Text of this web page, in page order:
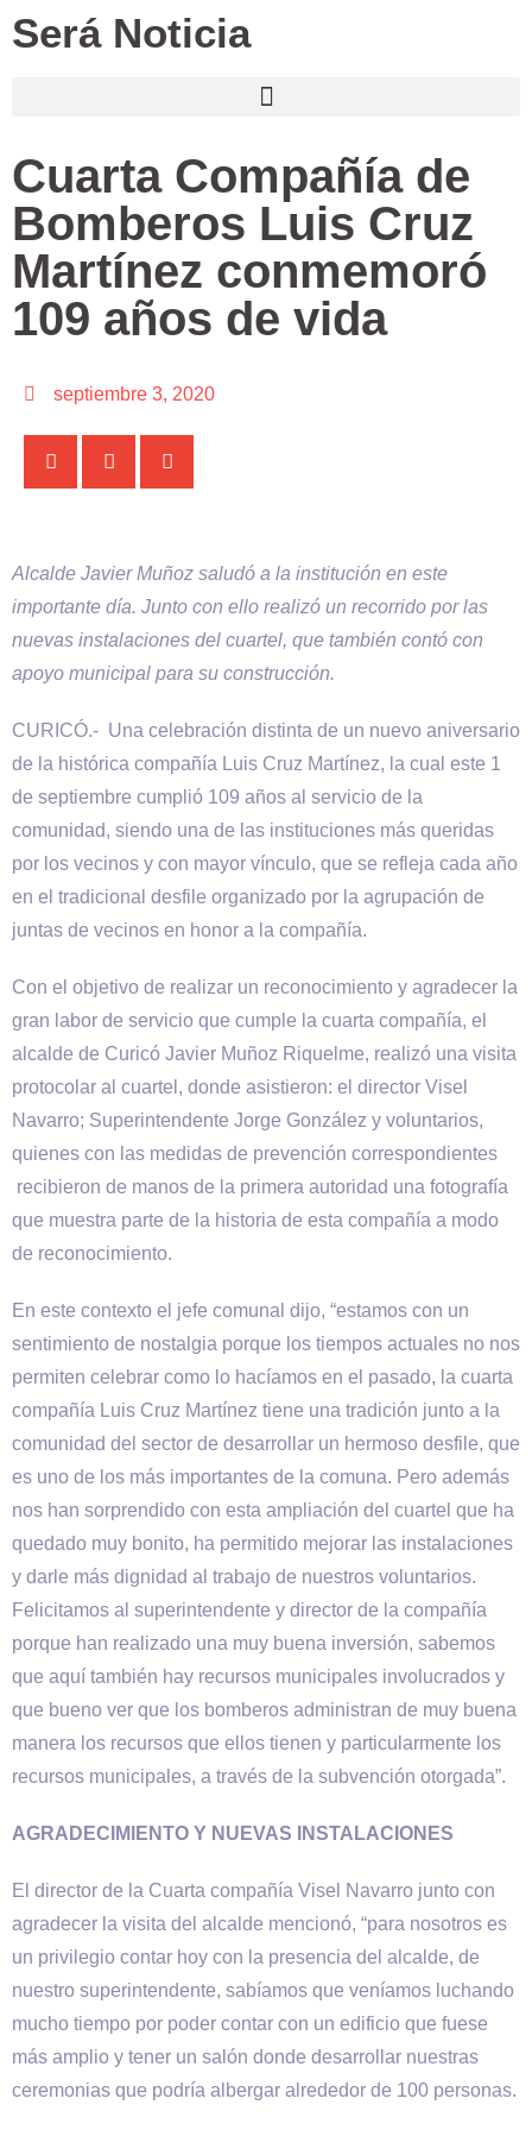
Será Noticia
Cuarta Compañía de
Bomberos Luis Cruz
Martínez conmemoró
109 años de vida
septiembre 3, 2020
Alcalde Javier Muñoz saludó a la institución en este
importante día. Junto con ello realizó un recorrido por las
nuevas instalaciones del cuartel, que también contó con
apoyo municipal para su construcción.
CURICÓ.- Una celebración distinta de un nuevo aniversario
de la histórica compañía Luis Cruz Martínez, la cual este 1
de septiembre cumplió 109 años al servicio de la
comunidad, siendo una de las instituciones más queridas
por los vecinos y con mayor vínculo, que se refleja cada año
en el tradicional desfile organizado por la agrupación de
juntas de vecinos en honor a la compañía.
Con el objetivo de realizar un reconocimiento y agradecer la
gran labor de servicio que cumple la cuarta compañía, el
alcalde de Curicó Javier Muñoz Riquelme, realizó una visita
protocolar al cuartel, donde asistieron: el director Visel
Navarro; Superintendente Jorge González y voluntarios,
quienes con las medidas de prevención correspondientes
recibieron de manos de la primera autoridad una fotografía
que muestra parte de la historia de esta compañía a modo
de reconocimiento.
En este contexto el jefe comunal dijo, “estamos con un
sentimiento de nostalgia porque los tiempos actuales no nos
permiten celebrar como lo hacíamos en el pasado, la cuarta
compañía Luis Cruz Martínez tiene una tradición junto a la
comunidad del sector de desarrollar un hermoso desfile, que
es uno de los más importantes de la comuna. Pero además
nos han sorprendido con esta ampliación del cuartel que ha
quedado muy bonito, ha permitido mejorar las instalaciones
y darle más dignidad al trabajo de nuestros voluntarios.
Felicitamos al superintendente y director de la compañía
porque han realizado una muy buena inversión, sabemos
que aquí también hay recursos municipales involucrados y
que bueno ver que los bomberos administran de muy buena
manera los recursos que ellos tienen y particularmente los
recursos municipales, a través de la subvención otorgada”.
AGRADECIMIENTO Y NUEVAS INSTALACIONES
El director de la Cuarta compañía Visel Navarro junto con
agradecer la visita del alcalde mencionó, “para nosotros es
un privilegio contar hoy con la presencia del alcalde, de
nuestro superintendente, sabíamos que veníamos luchando
mucho tiempo por poder contar con un edificio que fuese
más amplio y tener un salón donde desarrollar nuestras
ceremonias que podría albergar alrededor de 100 personas.